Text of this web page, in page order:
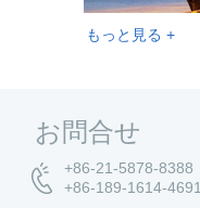
もっと見る +
お問合せ
+86-21-5878-8388
+86-189-1614-4691